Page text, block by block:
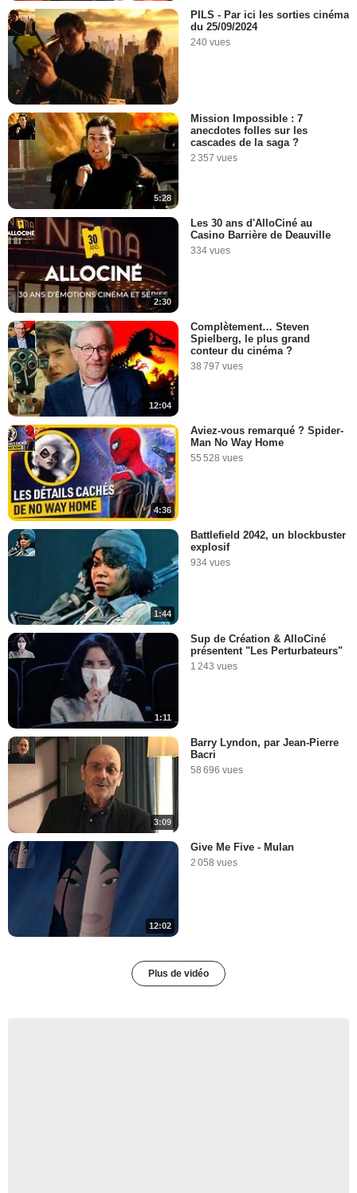
PILS - Par ici les sorties cinéma
du 25/09/2024
240 vues
5:28
Mission Impossible : 7
anecdotes folles sur les
cascades de la saga ?
2 357 vues
2:30
Les 30 ans d'AlloCiné au
Casino Barrière de Deauville
334 vues
12:04
Complètement… Steven
Spielberg, le plus grand
conteur du cinéma ?
38 797 vues
4:36
Aviez-vous remarqué ? Spider-
Man No Way Home
55 528 vues
1:44
Battlefield 2042, un blockbuster
explosif
934 vues
1:11
Sup de Création & AlloCiné
présentent "Les Perturbateurs"
1 243 vues
3:09
Barry Lyndon, par Jean-Pierre
Bacri
58 696 vues
12:02
Give Me Five - Mulan
2 058 vues
Plus de vidéo